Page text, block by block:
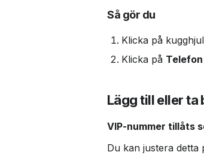
Så gör du
Klicka på
Klicka på
Lägg till eller
VIP-nummer tillåts
Du kan justera detta